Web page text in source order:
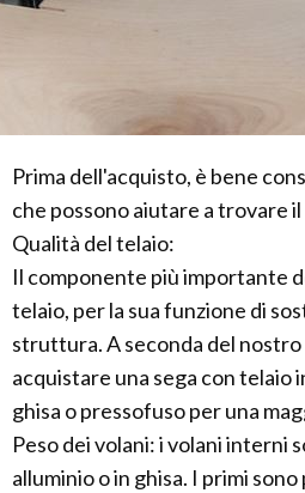
Prima dell'acquisto, è bene
che possono aiutare a trovare
Qualità del telaio:
Il componente più importante
telaio, per la sua funzione di
struttura. A seconda del
acquistare una sega con telaio
ghisa o pressofuso per una
Peso dei volani: i volani interni
alluminio o in ghisa. I primi